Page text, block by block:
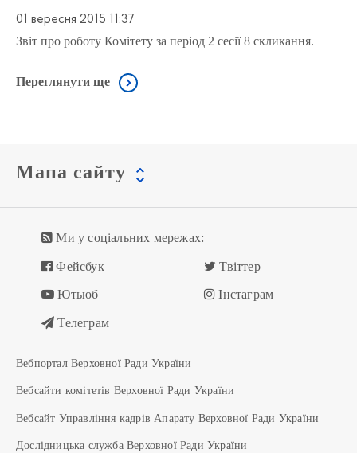
01 вересня 2015 11:37
Звіт про роботу Комітету за період 2 сесії 8 скликання.
Переглянути ще
Мапа сайту
Ми у соціальних мережах:
Фейсбук Твіттер
Ютьюб Інстаграм
Телеграм
Вебпортал Верховної Ради України
Вебсайти комітетів Верховної Ради України
Вебсайт Управління кадрів Апарату Верховної Ради України
Дослідницька служба Верховної Ради України